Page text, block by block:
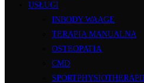
USŁUGI
INBODY WAAGE
TERAPIA MANUALNA
OSTEOPATIA
CMD